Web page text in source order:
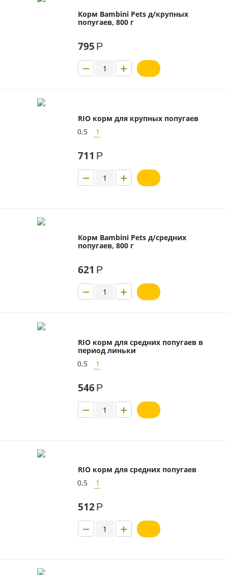
Корм Bambini Pets д/крупных
попугаев, 800 г
795 Р
+
−
RIO корм для крупных попугаев
0,5
1
711 Р
+
−
Корм Bambini Pets д/средних
попугаев, 800 г
621 Р
+
−
RIO корм для средних попугаев в
период линьки
0,5
1
546Р
+
−
RIO корм для средних попугаев
0,5
1
512Р
+
−